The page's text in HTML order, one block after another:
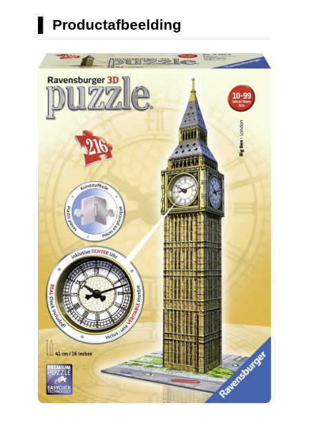
Productafbeelding